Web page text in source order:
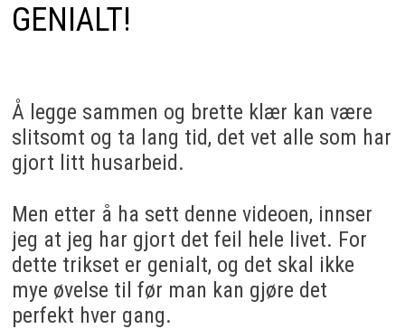
GENIALT!
Å legge sammen og brette klær kan være
slitsomt og ta lang tid, det vet alle som har
gjort litt husarbeid.
Men etter å ha sett denne videoen, innser
jeg at jeg har gjort det feil hele livet. For
dette trikset er genialt, og det skal ikke
mye øvelse til før man kan gjøre det
perfekt hver gang.